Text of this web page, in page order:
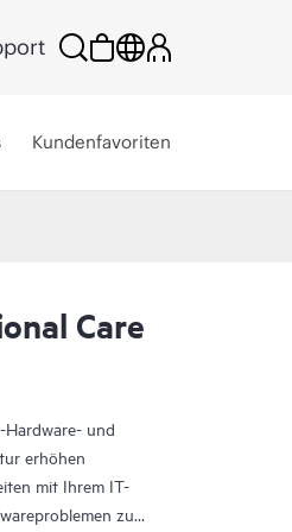
Kundenfavoriten
Care
Hardware- und
erhöhen
mit Ihrem IT-
zu